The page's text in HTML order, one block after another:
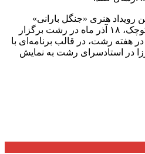
رویداد هنری «جنگل بارانی»
همزمان با ایام شهادت میرزا کوچک، ۱۸ آذر ماه در رشت برگزار
هفته رشت، در قالب برنامه‌ای با
در استادسرای رشت به نمایش